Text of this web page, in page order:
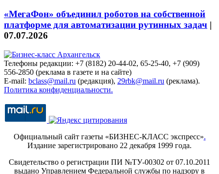
«МегаФон» объединил роботов на собственной
платформе для автоматизации рутинных задач |
07.07.2026
Телефоны редакции: +7 (8182) 20-44-02, 65-25-40, +7 (909)
556-2850 (реклама в газете и на сайте)
E-mail: bclass@mail.ru (редакция), 29rbk@mail.ru (реклама).
Политика конфиденциальности.
Официальный сайт газеты «БИЗНЕС-КЛАСС экспресс».
Издание зарегистрировано 22 декабря 1999 года.
Свидетельство о регистрации ПИ №ТУ-00302 от 07.10.2011
выдано Управлением Федеральной службы по надзору в